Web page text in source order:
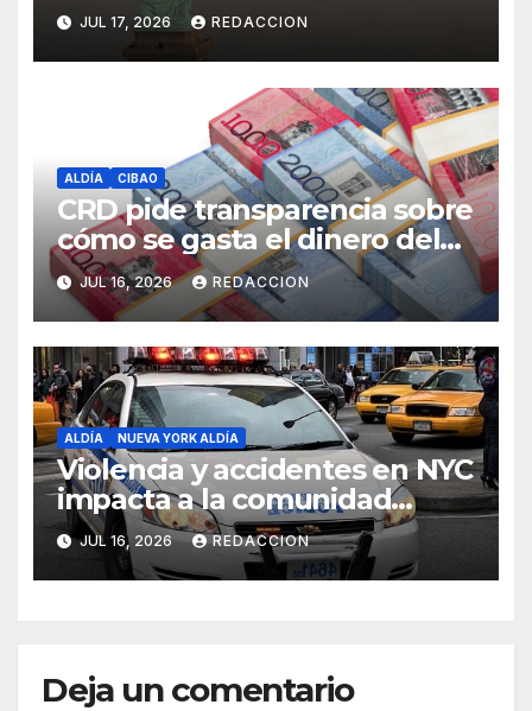
peligrosos en NYC
JUL 17, 2026 REDACCION
ALDÍA CIBAO
CRD pide transparencia sobre
cómo se gasta el dinero del
Seguro Familiar de Salud
JUL 16, 2026 REDACCION
ALDÍA NUEVA YORK ALDÍA
Violencia y accidentes en NYC
impacta a la comunidad
dominicana
JUL 16, 2026 REDACCION
Deja un comentario